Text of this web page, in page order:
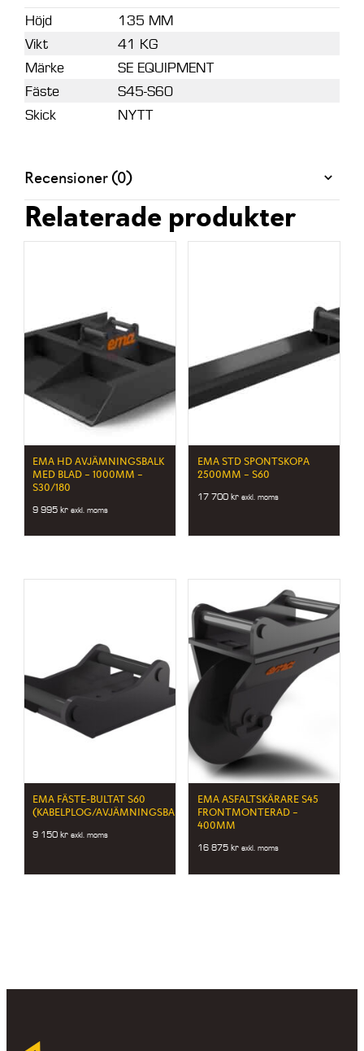
Höjd
135 MM
Vikt
41 KG
Märke
SE EQUIPMENT
Fäste
S45-S60
Skick
NYTT
Recensioner (0)
Relaterade produkter
EMA HD AVJÄMNINGSBALK
MED BLAD – 1000MM –
S30/180
9 995kr exkl. moms
EMA STD SPONTSKOPA
2500MM – S60
17 700 kr exkl. moms
EMA FÄSTE-BULTAT S60
(KABELPLOG/AVJÄMNINGSBALK)
9 150kr exkl. moms
EMA ASFALTSKÄRARE S45
FRONTMONTERAD –
400MM
16 875 kr exkl. moms